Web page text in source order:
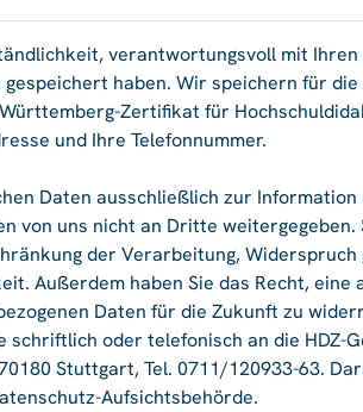
Passwort:
Ok
verantwortungsvoll mit
haben. Wir speichern für die
Zertifikat für
und Ihre Telefonnummer.
Daten ausschließlich zur Information
von uns nicht an Dritte
der Verarbeitung,
Außerdem haben Sie das Recht, eine
Daten für die Zukunft zu
schriftlich oder telefonisch an die HDZ-
Stuttgart, Tel. 0711/120933-63.
Aufsichtsbehörde.